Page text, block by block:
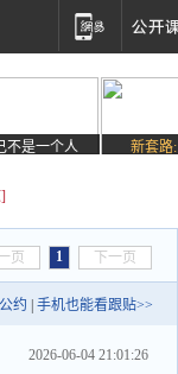
不是一个人 新套路:
页 1 下一页
约 手机也能看跟贴>>
2026-06-04 21:01:26